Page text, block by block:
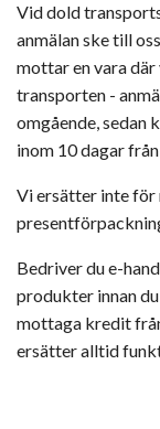
Vid dold
anmälan ske till
mottar en vara
transporten -
omgående, sedan
inom 10 dagar
Vi ersätter inte för
Bedriver du e-
produkter innan
mottaga kredit
ersätter alltid